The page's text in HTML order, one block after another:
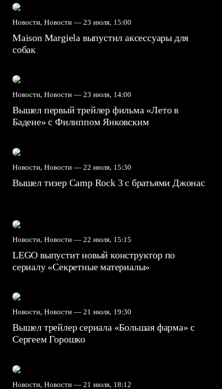
Новости, Новости — 23 июля, 15:00
Maison Margiela выпустил аксессуары для
собак
Новости, Новости — 23 июля, 14:00
Вышел первый трейлер фильма «Лето в
Бадене» с Филиппом Янковским
Новости, Новости — 22 июля, 15:30
Вышел тизер Camp Rock 3 с братьями Джонас
Новости, Новости — 22 июля, 15:15
LEGO выпустит новый конструктор по
сериалу «Секретные материалы»
Новости, Новости — 21 июля, 19:30
Вышел трейлер сериала «Большая фарма» с
Сергеем Горошко
Новости, Новости — 21 июля, 18:12